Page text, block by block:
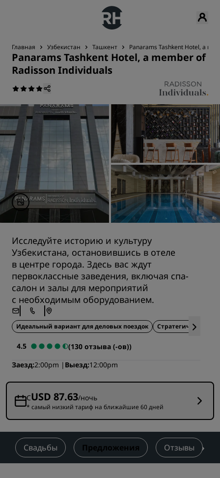
Главная Узбекистан Ташкент Panarams Tashkent Hotel, a
Panarams Tashkent Hotel, a member of
Radisson Individuals
Исследуйте историю и культуру
Узбекистана, остановившись в отеле
в центре города. Здесь вас ждут
первоклассные заведения, включая спа-
салон и залы для мероприятий
с необходимым оборудованием.
Идеальный вариант для деловых поездок Стратегическое
4.5
(130 отзыва (-ов))
Заезд 2:00pm Выезд 12:00pm
СUSD 87.63/ночь
* самый низкий тариф на ближайшие 60 дней
Свадьбы Предложения Отзывы